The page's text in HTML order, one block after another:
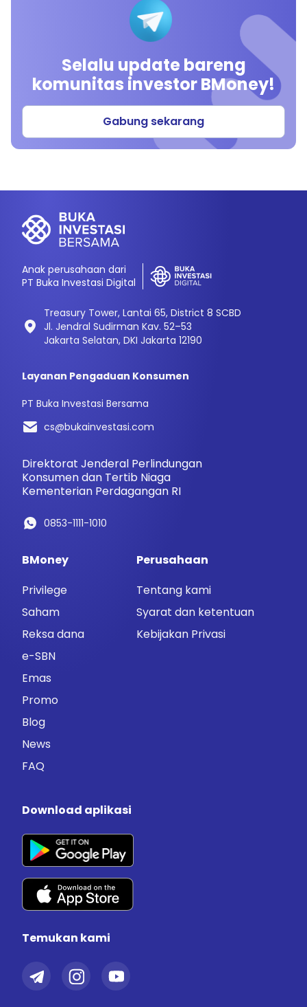
Selalu update bareng
komunitas investor BMoney!
Gabung sekarang
Anak perusahaan dari
PT Buka Investasi Digital
Treasury Tower, Lantai 65, District 8 SCBD
Jl. Jendral Sudirman Kav. 52–53
Jakarta Selatan, DKI Jakarta 12190
Layanan Pengaduan Konsumen
PT Buka Investasi Bersama
cs@bukainvestasi.com
Direktorat Jenderal Perlindungan
Konsumen dan Tertib Niaga
Kementerian Perdagangan RI
0853-1111-1010
BMoney
Privilege
Saham
Reksa dana
e-SBN
Emas
Promo
Blog
News
FAQ
Perusahaan
Tentang kami
Syarat dan ketentuan
Kebijakan Privasi
Download aplikasi
Temukan kami